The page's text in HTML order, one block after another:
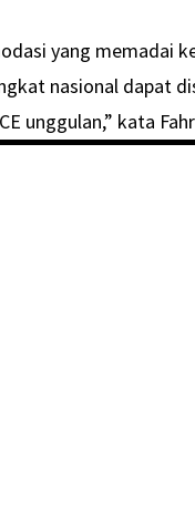
yang memadai
nasional dapat
unggulan,” kata